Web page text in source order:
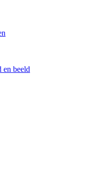
en beeld